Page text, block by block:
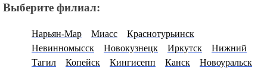
Выберите филиал:
Нарьян-Мар Миасс
Краснотурьинск
Невинномысск
Новокузнецк Иркутск
Нижний
Тагил
Копейск Кингисепп Канск
Новоуральск